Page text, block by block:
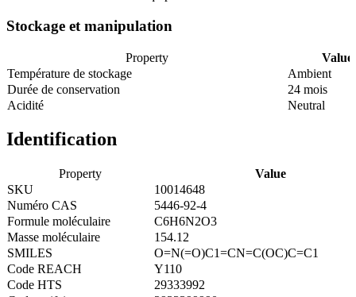
Stockage et manipulation
Property
Value
Température de stockage
Ambient
Durée de conservation
24 mois
Acidité
Neutral
Identification
Property
Value
SKU
10014648
Numéro CAS
5446-92-4
Formule moléculaire
C6H6N2O3
Masse moléculaire
154.12
SMILES
O=N(=O)C1=CN=C(OC)C=C1
Code REACH
Y110
Code HTS
29333992